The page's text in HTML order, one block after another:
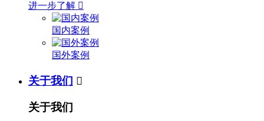
进一步了解 
国内案例
国外案例
关于我们 
关于我们